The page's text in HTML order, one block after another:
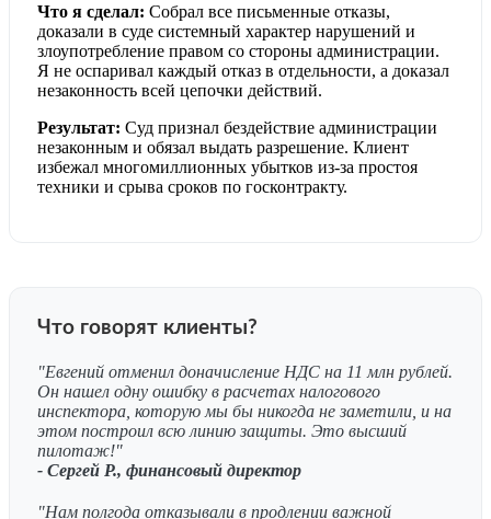
Что я сделал: Собрал все письменные отказы,
доказали в суде системный характер нарушений и
злоупотребление правом со стороны администрации.
Я не оспаривал каждый отказ в отдельности, а доказал
незаконность всей цепочки действий.
Результат: Суд признал бездействие администрации
незаконным и обязал выдать разрешение. Клиент
избежал многомиллионных убытков из-за простоя
техники и срыва сроков по госконтракту.
Что говорят клиенты?
"Евгений отменил доначисление НДС на 11 млн рублей.
Он нашел одну ошибку в расчетах налогового
инспектора, которую мы бы никогда не заметили, и на
этом построил всю линию защиты. Это высший
пилотаж!"
- Сергей Р., финансовый директор
"Нам полгода отказывали в продлении важной